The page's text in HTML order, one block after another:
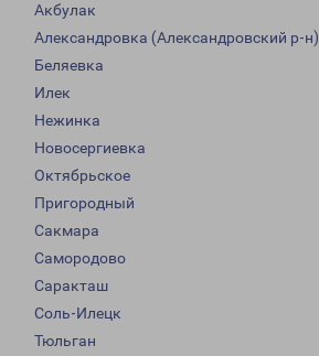
Акбулак
Александровка (Александровский р-н)
Беляевка
Илек
Нежинка
Новосергиевка
Октябрьское
Пригородный
Сакмара
Самородово
Саракташ
Соль-Илецк
Тюльган